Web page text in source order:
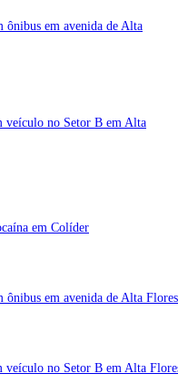
em avenida de Alta
veículo no Setor B em Alta
em Colíder
em avenida de Alta
no Setor B em Alta